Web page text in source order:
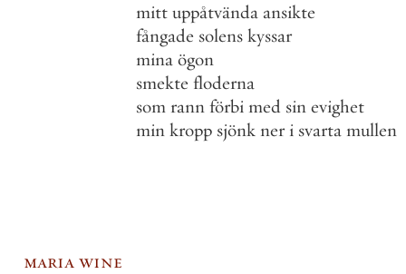
mitt uppåtvända ansikte
fångade solens kyssar
mina ögon
smekte floderna
som rann förbi med sin evighet
min kropp sjönk ner i svarta mullen
maria wine